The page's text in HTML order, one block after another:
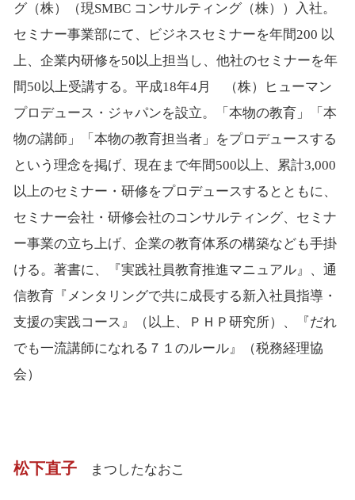
グ（株）（現SMBC コンサルティング（株））入社。
セミナー事業部にて、ビジネスセミナーを年間200 以
上、企業内研修を50以上担当し、他社のセミナーを年
間50以上受講する。平成18年4月 （株）ヒューマン
プロデュース・ジャパンを設立。「本物の教育」「本
物の講師」「本物の教育担当者」をプロデュースする
という理念を掲げ、現在まで年間500以上、累計3,000
以上のセミナー・研修をプロデュースするとともに、
セミナー会社・研修会社のコンサルティング、セミナ
ー事業の立ち上げ、企業の教育体系の構築なども手掛
ける。著書に、『実践社員教育推進マニュアル』、通
信教育『メンタリングで共に成長する新入社員指導・
支援の実践コース』（以上、ＰＨＰ研究所）、『だれ
でも一流講師になれる７１のルール』（税務経理協
会）
松下直子まつしたなおこ